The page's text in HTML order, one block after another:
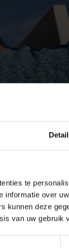
te
informatie over
kunnen deze
van uw gebruik